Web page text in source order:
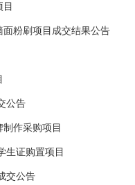
粉刷项目成交结果公告
公告
作采购项目
生证购置项目
交公告